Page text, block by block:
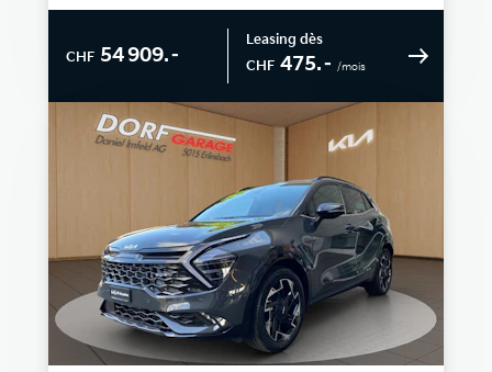
CHF 54 909.–
Leasing dès
CHF 475.– /mois